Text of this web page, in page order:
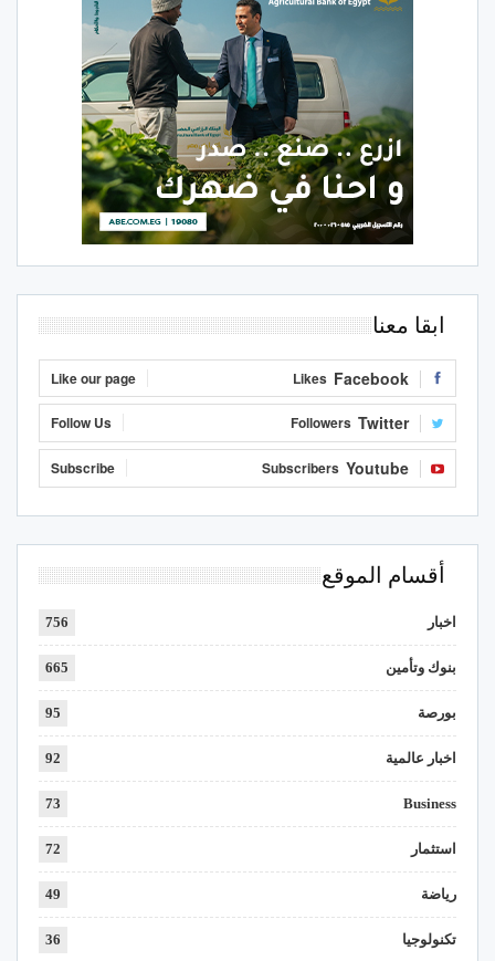
ابقا معنا
Facebook
Likes
Like our page
Twitter
Followers
Follow Us
Youtube
Subscribers
Subscribe
أقسام الموقع
اخبار 756
بنوك وتأمين 665
بورصة 95
اخبار عالمية 92
Business
73
استثمار 72
رياضة 49
تكنولوجيا 36